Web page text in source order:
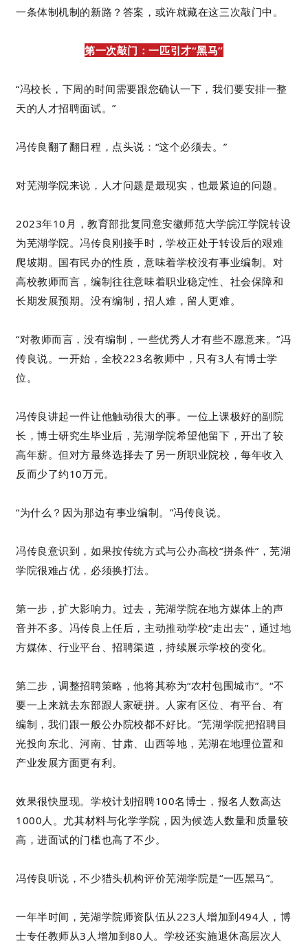
一条体制机制的新路？答案，或许就藏在这三次敲门中。
第一次敲门：一匹引才“黑马”
“冯校长，下周的时间需要跟您确认一下，我们要安排一整
天的人才招聘面试。”
冯传良翻了翻日程，点头说：“这个必须去。”
对芜湖学院来说，人才问题是最现实，也最紧迫的问题。
2023年10月，教育部批复同意安徽师范大学皖江学院转设
为芜湖学院。冯传良刚接手时，学校正处于转设后的艰难
爬坡期。国有民办的性质，意味着学校没有事业编制。对
高校教师而言，编制往往意味着职业稳定性、社会保障和
长期发展预期。没有编制，招人难，留人更难。
“对教师而言，没有编制，一些优秀人才有些不愿意来。”冯
传良说。一开始，全校223名教师中，只有3人有博士学
位。
冯传良讲起一件让他触动很大的事。一位上课极好的副院
长，博士研究生毕业后，芜湖学院希望他留下，开出了较
高年薪。但对方最终选择去了另一所职业院校，每年收入
反而少了约10万元。
“为什么？因为那边有事业编制。”冯传良说。
冯传良意识到，如果按传统方式与公办高校“拼条件”，芜湖
学院很难占优，必须换打法。
第一步，扩大影响力。过去，芜湖学院在地方媒体上的声
音并不多。冯传良上任后，主动推动学校“走出去”，通过地
方媒体、行业平台、招聘渠道，持续展示学校的变化。
第二步，调整招聘策略，他将其称为“农村包围城市”。“不
要一上来就去东部跟人家硬拼。人家有区位、有平台、有
编制，我们跟一般公办院校都不好比。”芜湖学院把招聘目
光投向东北、河南、甘肃、山西等地，芜湖在地理位置和
产业发展方面更有利。
效果很快显现。学校计划招聘100名博士，报名人数高达
1000人。尤其材料与化学学院，因为候选人数量和质量较
高，进面试的门槛也高了不少。
冯传良听说，不少猎头机构评价芜湖学院是“一匹黑马”。
一年半时间，芜湖学院师资队伍从223人增加到494人，博
士专任教师从3人增加到80人。学校还实施退休高层次人